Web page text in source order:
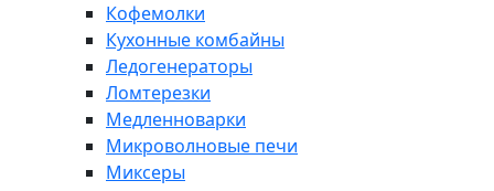
Кофемолки
Кухонные комбайны
Ледогенераторы
Ломтерезки
Медленноварки
Микроволновые печи
Миксеры